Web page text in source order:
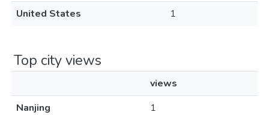
United States
1
Top city views
views
Nanjing
1